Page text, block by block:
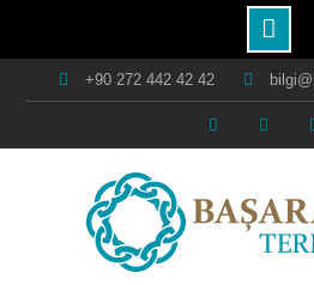
+90 272 442 42 42
Facebook